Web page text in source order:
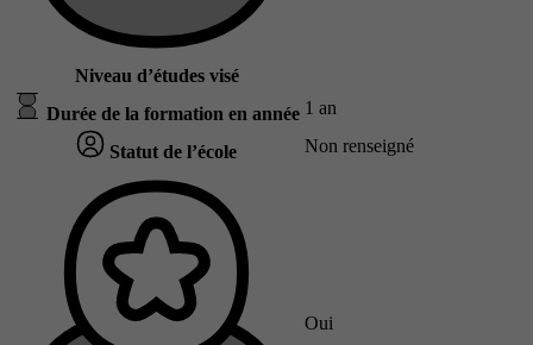
Niveau d’études visé
Durée de la formation en année 1 an
Statut de l’école Non renseigné
Oui